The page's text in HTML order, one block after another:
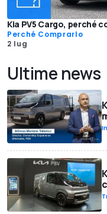
Kia PV5 Cargo, perché
Perché Comprarlo
2 lug
Ultime news